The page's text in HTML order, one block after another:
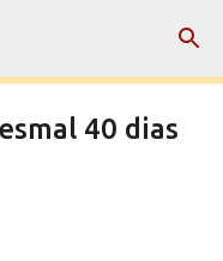
principal
40 dias